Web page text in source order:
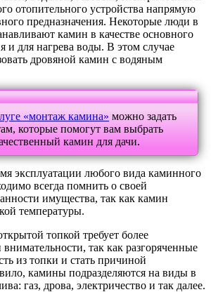
отопительного устройства напрямую
предназначения. Некоторые люди в
камин в качестве основного
и для нагрева воды. В этом случае
дровяной камин с водяным
«монтаж камина» можно задать
которые помогут вам выбрать
камин для дачи.
эксплуатации любого вида каминного
всегда помнить о своей
имущества, так как камин
температуры.
топкой требует более
так как разгоряченные
из топки и стать причиной
камины подразделяются на виды в
газ, дрова, электричество и так далее.